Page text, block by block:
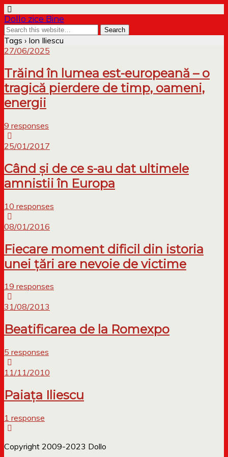
Dollo zice Bine
Tags › Ion Iliescu
27/06/2025
Trăind în lumea est-europeană – o
tragică pierdere de timp, oameni,
energii
9 responses
25/01/2017
Când și de ce s-au dat ultimele
amnistii în Europa
10 responses
08/01/2016
Fiecare moment dificil din istoria
unei țări are nevoie de victime
19 responses
31/08/2013
Beatificarea de la Romexpo
5 responses
11/11/2010
Paiața Iliescu
1 response
Copyright 2009-2023 Dollo